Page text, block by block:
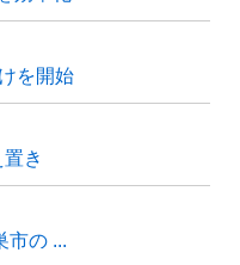
を開始
き
市の ...